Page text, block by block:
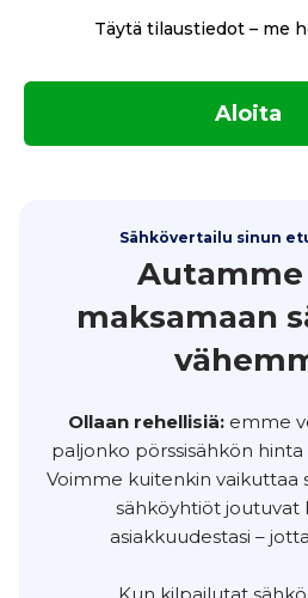
Täytä tilaustiedot – me
Aloita
Sähkövertailu sinun
Autamme
maksamaan
Ollaan rehellisiä:emme
paljonko pörssisähkön hinta
Voimme kuitenkin vaikuttaa
sähköyhtiöt joutuvat
asiakkuudestasi –